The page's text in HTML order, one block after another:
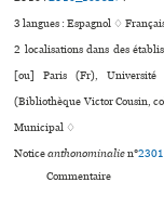
3 langues :Espagnol ♢
2 localisations dans des
[ou] Paris (Fr), Université
(Bibliothèque Victor Cousin,
Municipal ♢
Noticeanthonominalien°2301
Commentaire